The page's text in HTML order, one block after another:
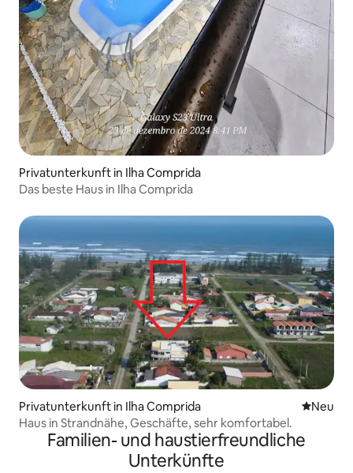
Privatunterkunft in Ilha Comprida
Das beste Haus in Ilha Comprida
Privatunterkunft in Ilha Comprida Neue
Neu
Haus in Strandnähe, Geschäfte, sehr komfortabel.
Familien- und haustierfreundliche
Unterkünfte